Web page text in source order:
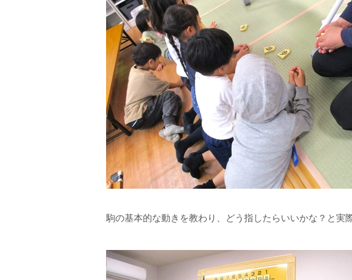
駒の基本的な動きを教わり、どう指したらいいかな？と実